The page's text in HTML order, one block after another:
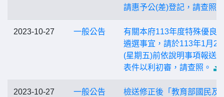
請惠予公(差)登記，請查照。
2023-10-27 一般公告
有關本府113年度特殊優良
遴選事宜，請於113年1月26
(星期五)前依說明事項報送
表件以利初審，請查照。
2023-10-27 一般公告
檢送修正後「教育部國民及